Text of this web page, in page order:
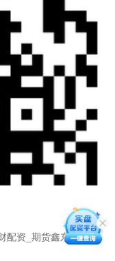
配资_期货鑫东财配资